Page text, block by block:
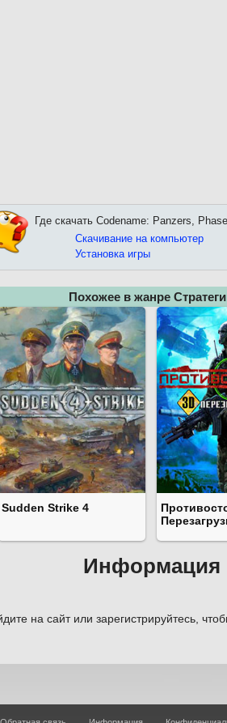
Где скачать Codename: Panzers,
Скачивание на компьютер
Установка игры
Похожее в жанре
Sudden Strike 4
Информация
на сайт или зарегистрируйтесь,